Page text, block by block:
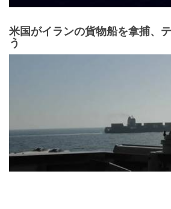
米国がイランの貨物船を拿捕、
う